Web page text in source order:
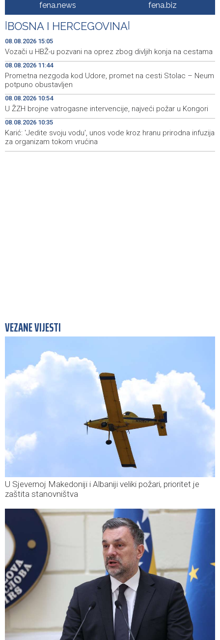
Sutra sunčano, dnevna temperatura od 27 do 33, na
jugu do 39 stepeni
14:23
Sarajevo Film Festival donosi poseban Program za
mlade u Tuzlu
14:11
Najnovija ostvarenja velikih svjetskih autora u programu
Summer Screen SFF-a
14:05
Izraelska vojska nastavlja napade na jugu Libana uprkos
prekidu vatre i pregovorima
14:01 Izraelske snage izvršile raciju u gradu na Zapadnoj obali
13:54
Normalizovan saobraćaj na dionici puta Stolac–Neum,
kod mjesta Udora, nakon nezgode
fena.news fena.biz
BOSNA I HERCEGOVINA
08.08.2026 15:05
Vozači u HBŽ-u pozvani na oprez zbog divljih konja na cestama
08.08.2026 11:44
Prometna nezgoda kod Udore, promet na cesti Stolac – Neum
potpuno obustavljen
08.08.2026 10:54
U ŽZH brojne vatrogasne intervencije, najveći požar u Kongori
08.08.2026 10:35
Karić: 'Jedite svoju vodu', unos vode kroz hranu prirodna infuzija
za organizam tokom vrućina
VEZANE VIJESTI
U Sjevernoj Makedoniji i Albaniji veliki požari, prioritet je
zaštita stanovništva